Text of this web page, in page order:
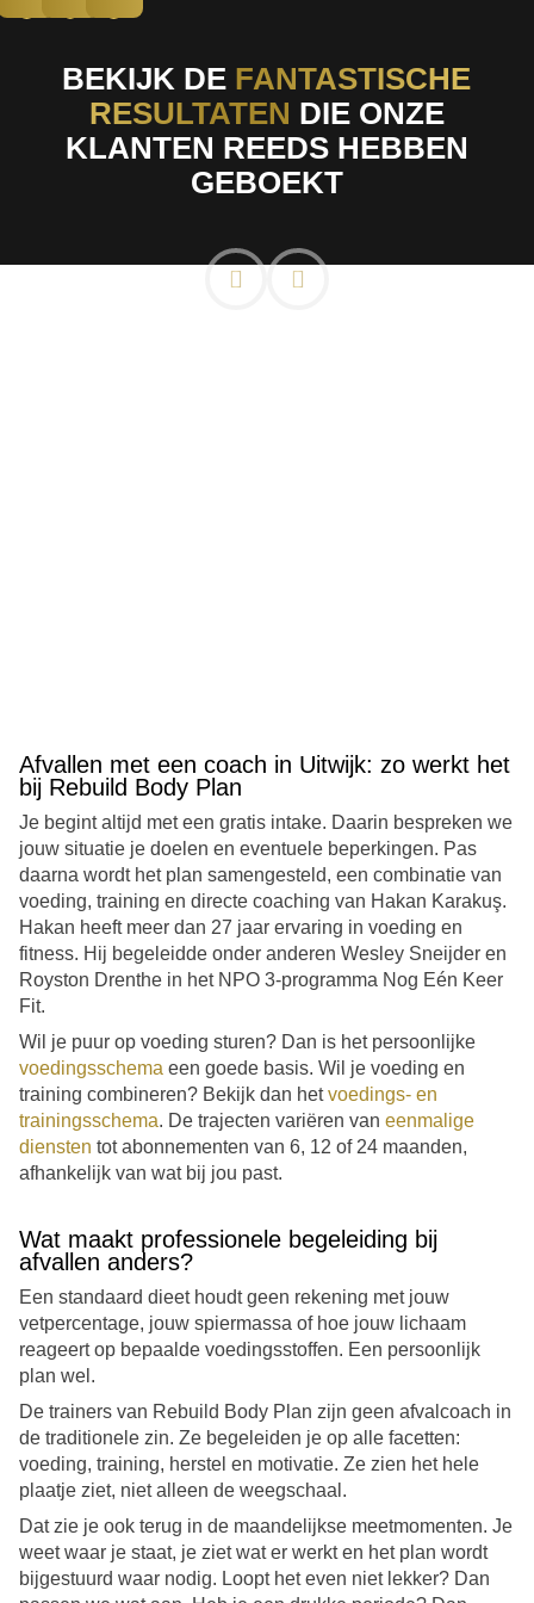
BEKIJK DE FANTASTISCHE
RESULTATEN DIE ONZE
KLANTEN REEDS HEBBEN
GEBOEKT
Afvallen met een coach in Uitwijk: zo werkt het
bij Rebuild Body Plan
Je begint altijd met een gratis intake. Daarin bespreken we
jouw situatie je doelen en eventuele beperkingen. Pas
daarna wordt het plan samengesteld, een combinatie van
voeding, training en directe coaching van Hakan Karakuş.
Hakan heeft meer dan 27 jaar ervaring in voeding en
fitness. Hij begeleidde onder anderen Wesley Sneijder en
Royston Drenthe in het NPO 3-programma Nog Eén Keer
Fit.
Wil je puur op voeding sturen? Dan is het persoonlijke
voedingsschema een goede basis. Wil je voeding en
training combineren? Bekijk dan hetvoedings- en
trainingsschema. De trajecten variëren van eenmalige
diensten tot abonnementen van 6, 12 of 24 maanden,
afhankelijk van wat bij jou past.
Wat maakt professionele begeleiding bij
afvallen anders?
Een standaard dieet houdt geen rekening met jouw
vetpercentage, jouw spiermassa of hoe jouw lichaam
reageert op bepaalde voedingsstoffen. Een persoonlijk
plan wel.
De trainers van Rebuild Body Plan zijn geen afvalcoach in
de traditionele zin. Ze begeleiden je op alle facetten:
voeding, training, herstel en motivatie. Ze zien het hele
plaatje ziet, niet alleen de weegschaal.
Dat zie je ook terug in de maandelijkse meetmomenten. Je
weet waar je staat, je ziet wat er werkt en het plan wordt
bijgestuurd waar nodig. Loopt het even niet lekker? Dan